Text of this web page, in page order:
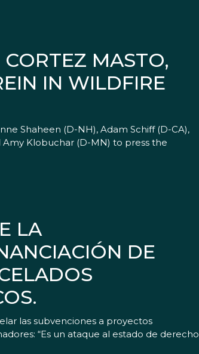
MASTO,
IN WILDFIRE
Shaheen (D-NH), Adam Schiff (D-CA),
Amy Klobuchar (D-MN) to press the
LA
DE
las subvenciones a proyectos
“Es un ataque al estado de derecho